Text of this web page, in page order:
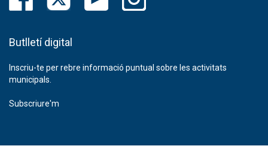
Butlletí digital
Inscriu-te per rebre informació puntual sobre les activitats
municipals.
Subscriure'm